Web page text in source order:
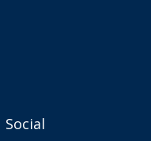
Social